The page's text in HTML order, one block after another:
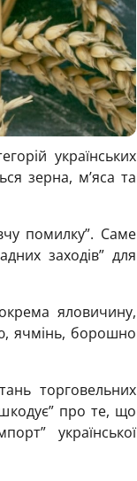
українських
зерна, м’яса та
помилку”. Саме
заходів” для
яловичину,
ячмінь, борошно
торговельних
про те, що
української